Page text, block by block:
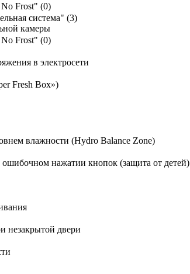
No Frost" (0)
система" (3)
камеры
No Frost" (0)
в электросети
Fresh Box»)
влажности (Hydro Balance Zone)
нажатии кнопок (защита от детей)
незакрытой двери